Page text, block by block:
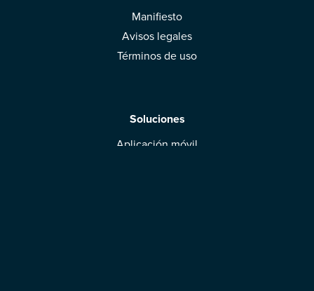
Manifiesto
Avisos legales
Términos de uso
Soluciones
Aplicación móvil